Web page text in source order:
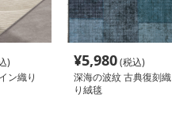
)
ン織り
¥5,980(税込)
深海の波紋 古典復刻織
り絨毯